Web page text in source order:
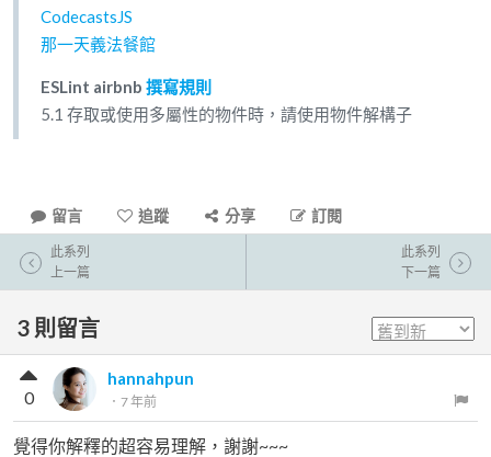
CodecastsJS
那一天義法餐館
ESLint airbnb 撰寫規則
5.1 存取或使用多屬性的物件時，請使用物件解構子
留言 追蹤 分享 訂閱
此系列
上一篇
此系列
下一篇
3 則留言
hannahpun
． 7 年前
0
覺得你解釋的超容易理解，謝謝~~~